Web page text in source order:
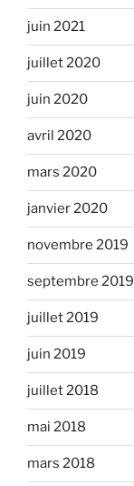
juin 2021
juillet 2020
juin 2020
avril 2020
mars 2020
janvier 2020
novembre 2019
septembre 2019
juillet 2019
juin 2019
juillet 2018
mai 2018
mars 2018